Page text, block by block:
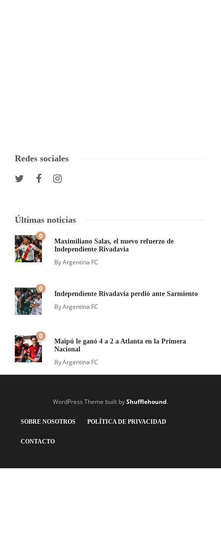
Redes sociales
Últimas noticias
0
Maximiliano Salas, el nuevo refuerzo de
Independiente Rivadavia
ByArgentina FC
0
Independiente Rivadavia perdió ante Sarmiento
ByArgentina FC
0
Maipú le ganó 4 a 2 a Atlanta en la Primera
Nacional
ByArgentina FC
WordPress Theme built byShufflehound.
SOBRE NOSOTROS POLÍTICA DE PRIVACIDAD
CONTACTO